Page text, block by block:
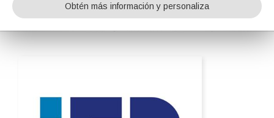
ipcm®Pedia IFP Europe Srl
Obtén más información y personaliza